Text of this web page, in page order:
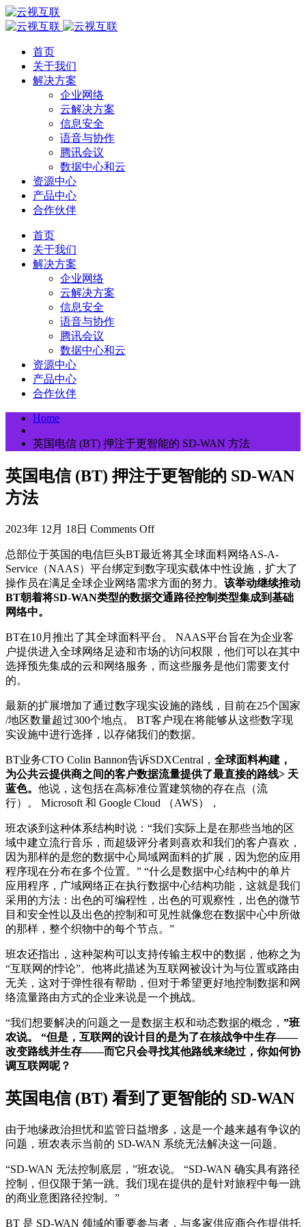
首页
关于我们
解决方案
企业网络
云解决方案
信息安全
语音与协作
腾讯会议
数据中心和云
资源中心
产品中心
合作伙伴
首页
关于我们
解决方案
企业网络
云解决方案
信息安全
语音与协作
腾讯会议
数据中心和云
资源中心
产品中心
合作伙伴
Home
英国电信 (BT) 押注于更智能的 SD-WAN 方法
英国电信 (BT) 押注于更智能的 SD-WAN
方法
2023年 12月 18日 Comments Off
总部位于英国的电信巨头BT最近将其全球面料网络AS-A-
Service（NAAS）平台绑定到数字现实载体中性设施，扩大了
操作员在满足全球企业网络需求方面的努力。 该举动继续推动
BT朝着将SD-WAN类型的数据交通路径控制类型集成到基础
网络中。
BT在10月推出了其全球面料平台 。 NAAS平台旨在为企业客
户提供进入全球网络足迹和市场的访问权限，他们可以在其中
选择预先集成的云和网络服务，而这些服务是他们需要支付
的。
最新的扩展增加了通过数字现实设施的路线，目前在25个国家
/地区数量超过300个地点。 BT客户现在将能够从这些数字现
实设施中进行选择，以存储我们的数据。
BT业务CTO Colin Bannon告诉SDXCentral， 全球面料构建，
为公共云提供商之间的客户数据流量提供了最直接的路线> 天
蓝色。 他说，这包括在高标准位置建筑物的存在点（流
行）。 Microsoft 和 Google Cloud （AWS），
班农谈到这种体系结构时说：“我们实际上是在那些当地的区
域中建立流行音乐，而超级评分者则喜欢和我们的客户喜欢，
因为那样的是您的数据中心局域网面料的扩展，因为您的应用
程序现在分布在多个位置。” “什么是数据中心结构中的单片
应用程序，广域网络正在执行数据中心结构功能，这就是我们
采用的方法：出色的可编程性，出色的可观察性，出色的微节
目和安全性以及出色的控制和可见性就像您在数据中心中所做
的那样，整个织物中的每个节点。”
班农还指出，这种架构可以支持传输主权中的数据，他称之为
“互联网的悖论”。他将此描述为互联网被设计为与位置或路由
无关，这对于弹性很有帮助，但对于希望更好地控制数据和网
络流量路由方式的企业来说是一个挑战。
“我们想要解决的问题之一是数据主权和动态数据的概念， ”班
农说。 “但是，互联网的设计目的是为了在核战争中生存——
改变路线并生存——而它只会寻找其他路线来绕过，你如何协
调互联网呢？
英国电信 (BT) 看到了更智能的 SD-WAN
由于地缘政治担忧和监管日益增多，这是一个越来越有争议的
问题，班农表示当前的 SD-WAN 系统无法解决这一问题。
“SD-WAN 无法控制底层，”班农说。 “SD-WAN 确实具有路径
控制，但仅限于第一跳。我们现在提供的是针对旅程中每一跳
的商业意图路径控制。”
BT 是 SD-WAN 领域的重要参与者，与多家供应商合作提供托